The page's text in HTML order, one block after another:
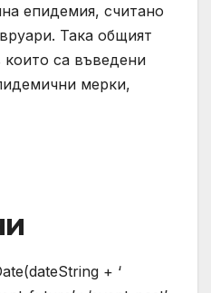
епидемия, считано
Така общият
които са въведени
мерки,
+ ‘